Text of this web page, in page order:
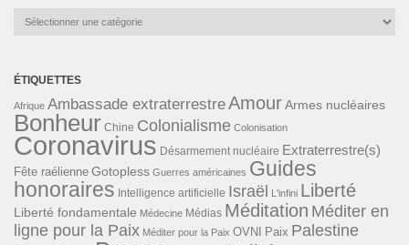
Catégories
ÉTIQUETTES
Afrique Ambassade extraterrestreAmourArmes nucléaires
Bonheur Chine Colonialisme Colonisation
Coronavirus Désarmement nucléaire Extraterrestre(s)
Fête raélienne Gotopless Guerres américaines Guides
honoraires Intelligence artificielle Israël L'infini Liberté
Liberté fondamentale Médecine Médias Méditation Méditer en
ligne pour la Paix Méditer pour la Paix OVNI Paix Palestine